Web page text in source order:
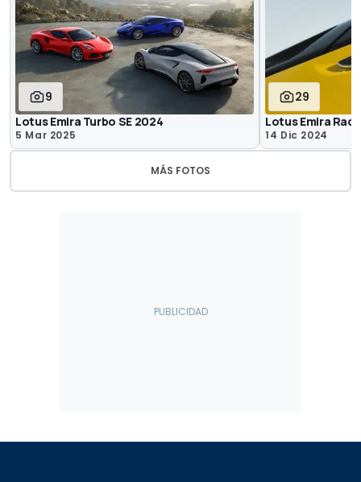
9
Lotus Emira Turbo SE 2024
5 Mar 2025
29
Lotus Emira
14 Dic 2024
MÁS FOTOS